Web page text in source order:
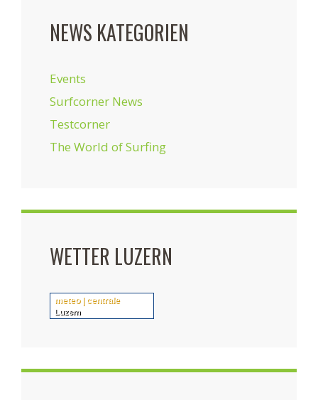
NEWS KATEGORIEN
Events
Surfcorner News
Testcorner
The World of Surfing
WETTER LUZERN
meteo | centrale
Luzern